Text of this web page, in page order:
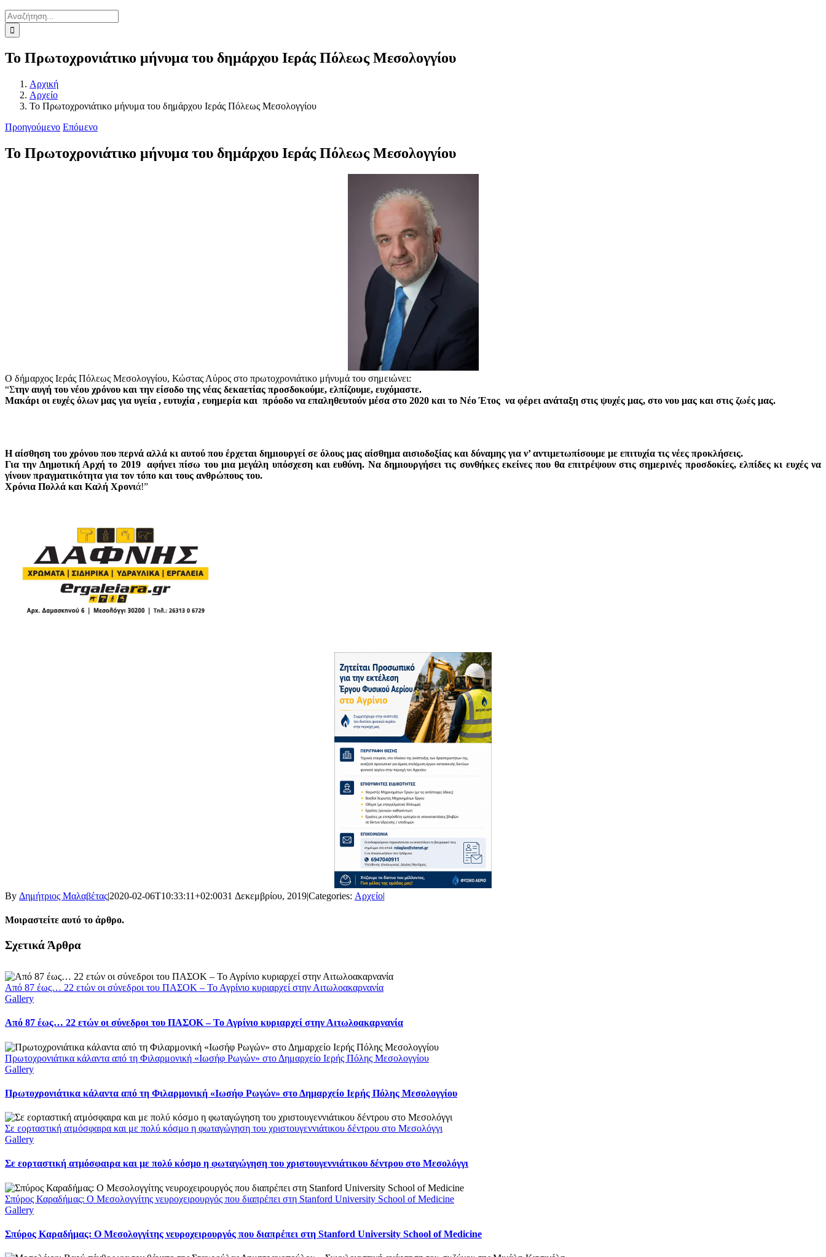
Αναζήτηση
για:
Το Πρωτοχρονιάτικο μήνυμα του δημάρχου Ιεράς Πόλεως Μεσολογγίου
Αρχική
Αρχείο
Το Πρωτοχρονιάτικο μήνυμα του δημάρχου Ιεράς Πόλεως Μεσολογγίου
Προηγούμενο Επόμενο
Το Πρωτοχρονιάτικο μήνυμα του δημάρχου Ιεράς Πόλεως Μεσολογγίου
Ο δήμαρχος Ιεράς Πόλεως Μεσολογγίου, Κώστας Λύρος στο πρωτοχρονιάτικο μήνυμά του σημειώνει:
“Στην αυγή του νέου χρόνου και την είσοδο της νέας δεκαετίας προσδοκούμε, ελπίζουμε, ευχόμαστε.
Μακάρι οι ευχές όλων μας για υγεία , ευτυχία , ευημερία και πρόοδο να επαληθευτούν μέσα στο 2020 και το Νέο Έτος να φέρει ανάταξη στις ψυχές μας, στο νου μας και στις ζωές μας.
Η αίσθηση του χρόνου που περνά αλλά κι αυτού που έρχεται δημιουργεί σε όλους μας αίσθημα αισιοδοξίας και δύναμης για ν’ αντιμετωπίσουμε με επιτυχία τις νέες προκλήσεις.
Για την Δημοτική Αρχή το 2019 αφήνει πίσω του μια μεγάλη υπόσχεση και ευθύνη. Να δημιουργήσει τις συνθήκες εκείνες που θα επιτρέψουν στις σημερινές προσδοκίες, ελπίδες κι ευχές να
γίνουν πραγματικότητα για τον τόπο και τους ανθρώπους του.
Χρόνια Πολλά και Καλή Χρονιά!”
By Δημήτριος Μαλαβέτας|2020-02-06T10:33:11+02:0031 Δεκεμβρίου, 2019|Categories: Αρχείο|
Μοιραστείτε αυτό το άρθρο.
Facebook
X
LinkedIn
WhatsApp
Email
Σχετικά Άρθρα
Από 87 έως… 22 ετών οι σύνεδροι του ΠΑΣΟΚ – Το Αγρίνιο κυριαρχεί στην Αιτωλοακαρνανία
Gallery
Από 87 έως… 22 ετών οι σύνεδροι του ΠΑΣΟΚ – Το Αγρίνιο κυριαρχεί στην Αιτωλοακαρνανία
Πρωτοχρονιάτικα κάλαντα από τη Φιλαρμονική «Ιωσήφ Ρωγών» στο Δημαρχείο Ιερής Πόλης Μεσολογγίου
Gallery
Πρωτοχρονιάτικα κάλαντα από τη Φιλαρμονική «Ιωσήφ Ρωγών» στο Δημαρχείο Ιερής Πόλης Μεσολογγίου
Σε εορταστική ατμόσφαιρα και με πολύ κόσμο η φωταγώγηση του χριστουγεννιάτικου δέντρου στο Μεσολόγγι
Gallery
Σε εορταστική ατμόσφαιρα και με πολύ κόσμο η φωταγώγηση του χριστουγεννιάτικου δέντρου στο Μεσολόγγι
Σπύρος Καραδήμας: Ο Μεσολογγίτης νευροχειρουργός που διαπρέπει στη Stanford University School of Medicine
Gallery
Σπύρος Καραδήμας: Ο Μεσολογγίτης νευροχειρουργός που διαπρέπει στη Stanford University School of Medicine